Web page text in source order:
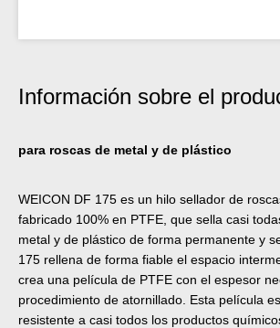
Información sobre el
para roscas de metal y de plástico
WEICON DF 175 es un hilo sellador de
fabricado 100% en PTFE, que sella casi
metal y de plástico de forma permanente y
175 rellena de forma fiable el espacio
crea una película de PTFE con el espesor
procedimiento de atornillado. Esta película
resistente a casi todos los productos